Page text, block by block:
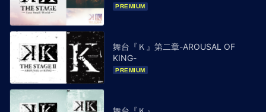
PREMIUM
舞台『Ｋ』第二章-AROUSAL OF
KING-
PREMIUM